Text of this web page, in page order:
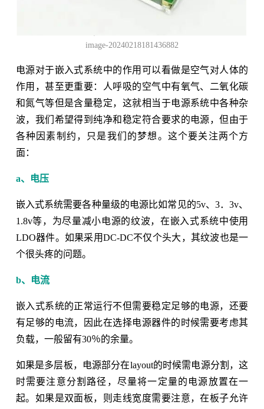
image-20240218181436882
电源对于嵌入式系统中的作用可以看做是空气对人体的
作用，甚至更重要：人呼吸的空气中有氧气、二氧化碳
和氮气等但是含量稳定，这就相当于电源系统中各种杂
波，我们希望得到纯净和稳定符合要求的电源，但由于
各种因素制约，只是我们的梦想。这个要关注两个方
面：
a、电压
嵌入式系统需要各种量级的电源比如常见的5v、3．3v、
1.8v等，为尽量减小电源的纹波，在嵌入式系统中使用
LDO器件。如果采用DC-DC不仅个头大，其纹波也是一
个很头疼的问题。
b、电流
嵌入式系统的正常运行不但需要稳定足够的电源，还要
有足够的电流，因此在选择电源器件的时候需要考虑其
负载，一般留有30％的余量。
如果是多层板，电源部分在layout的时候需电源分割，这
时需要注意分割路径，尽量将一定量的电源放置在一
起。如果是双面板，则走线宽度需要注意，在板子允许